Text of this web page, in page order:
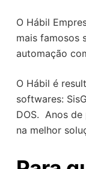
d
o
O Hábil
mais famosos
automação
O Hábil é
softwares:
DOS. Anos de
na melhor